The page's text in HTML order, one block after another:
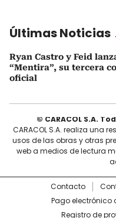
Últimas Noticias
Ryan Castro y Feid
“Mentira”, su tercera
oficial
© CARACOL S.A.
CARACOL S.A. realiza una
usos de las obras y otras
web a medios de lectura
Contacto
Pago electrónico
Registro de